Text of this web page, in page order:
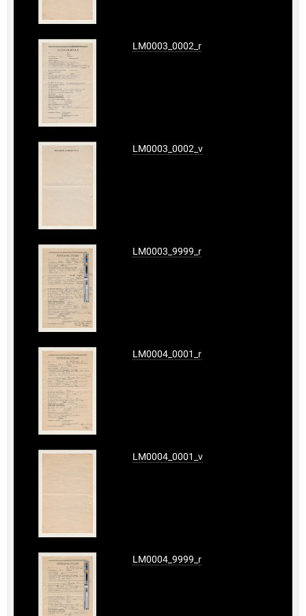
LM0003_0002_r
LM0003_0002_v
LM0003_9999_r
LM0004_0001_r
LM0004_0001_v
LM0004_9999_r